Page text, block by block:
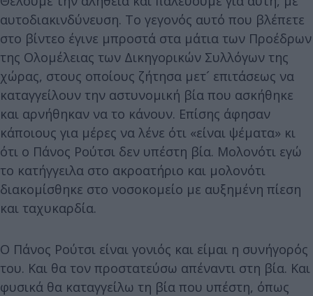
αυτοδιακινδύνευση. Το γεγονός αυτό που βλέπετε
στο βίντεο έγινε μπροστά στα μάτια των Προέδρων
της Ολομέλειας των Δικηγορικών Συλλόγων της
χώρας, στους οποίους ζήτησα μετ´ επιτάσεως να
καταγγείλουν την αστυνομική βία που ασκήθηκε
και αρνήθηκαν να το κάνουν. Επίσης άφησαν
κάποιους για μέρες να λένε ότι «είναι ψέματα» κι
ότι ο Πάνος Ρούτσι δεν υπέστη βία. Μολονότι εγώ
το κατήγγειλα στο ακροατήριο και μολονότι
διακομίσθηκε στο νοσοκομείο με αυξημένη πίεση
και ταχυκαρδία.
Ο Πάνος Ρούτσι είναι γονιός και είμαι η συνήγορός
του. Και θα τον προστατεύσω απέναντι στη βία. Και
φυσικά θα καταγγείλω τη βία που υπέστη, όπως